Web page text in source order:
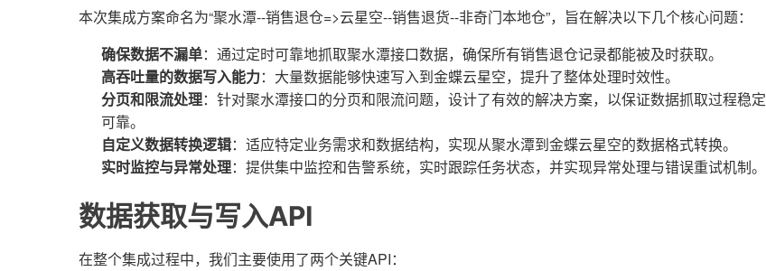
本次集成方案命名为“聚水潭--销售退仓=>云星空--销售退货--非奇门本地仓”，旨在解决以下几个核心问题：
确保数据不漏单：通过定时可靠地抓取聚水潭接口数据，确保所有销售退仓记录都能被及时获取。
高吞吐量的数据写入能力：大量数据能够快速写入到金蝶云星空，提升了整体处理时效性。
分页和限流处理：针对聚水潭接口的分页和限流问题，设计了有效的解决方案，以保证数据抓取过程稳定
可靠。
自定义数据转换逻辑：适应特定业务需求和数据结构，实现从聚水潭到金蝶云星空的数据格式转换。
实时监控与异常处理：提供集中监控和告警系统，实时跟踪任务状态，并实现异常处理与错误重试机制。
数据获取与写入API
在整个集成过程中，我们主要使用了两个关键API：